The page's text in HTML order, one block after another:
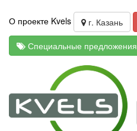
О проекте Kvels г. Казань
Специальные предложения